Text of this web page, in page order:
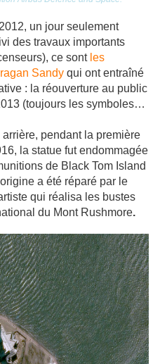
un jour seulement
des travaux importants
ce sont les
Sandy qui ont entraîné
: la réouverture au public
(toujours les symboles…
pendant la première
la statue fut endommagée
de Black Tom Island
a été réparé par le
qui réalisa les bustes
du Mont Rushmore.